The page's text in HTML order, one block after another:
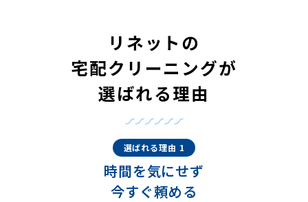
リネットの
宅配クリーニングが
選ばれる理由
選ばれる理由 1
時間を気にせず
今すぐ頼める